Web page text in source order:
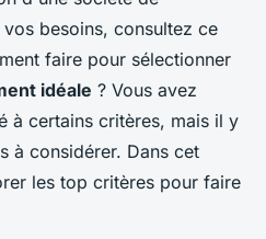
besoins, consultez ce
faire pour sélectionner
idéale ? Vous avez
à certains critères, mais il y
à considérer. Dans cet
les top critères pour faire